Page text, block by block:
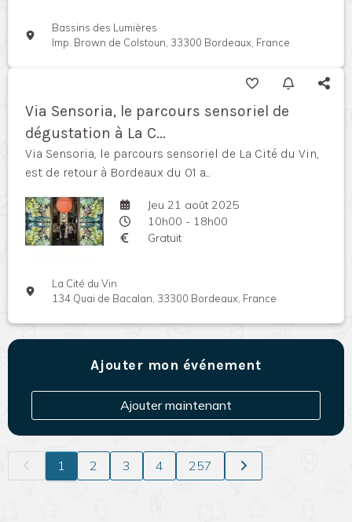
Bassins des Lumières
Imp. Brown de Colstoun, 33300 Bordeaux, France
Via Sensoria, le parcours sensoriel de
dégustation à La C...
Via Sensoria, le parcours sensoriel de La Cité du Vin,
est de retour à Bordeaux du 01 a...
Jeu 21 août 2025
10h00 - 18h00
Gratuit
La Cité du Vin
134 Quai de Bacalan, 33300 Bordeaux, France
Ajouter mon événement
Ajouter maintenant
1 2 3 4 257